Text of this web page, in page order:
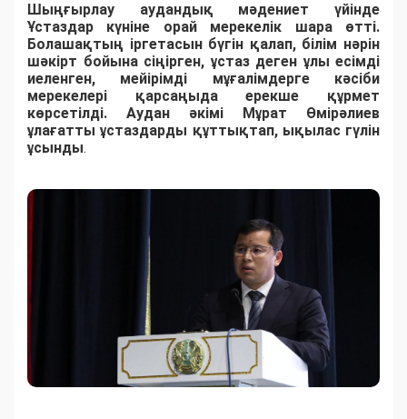
Шыңғырлау аудандық мәдениет үйінде
Ұстаздар күніне орай мерекелік шара өтті.
Болашақтың іргетасын бүгін қалап, білім нәрін
шәкірт бойына сіңірген, ұстаз деген ұлы есімді
иеленген, мейірімді мұғалімдерге кәсіби
мерекелері қарсаңыда ерекше құрмет
көрсетілді. Аудан әкімі Мұрат Өмірәлиев
ұлағатты ұстаздарды құттықтап, ықылас гүлін
ұсынды.